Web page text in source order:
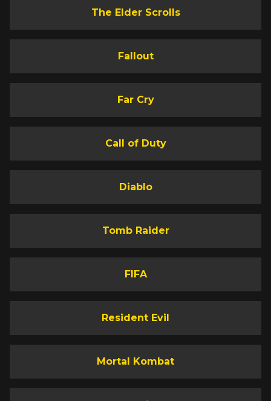
The Elder Scrolls
Fallout
Far Cry
Call of Duty
Diablo
Tomb Raider
FIFA
Resident Evil
Mortal Kombat